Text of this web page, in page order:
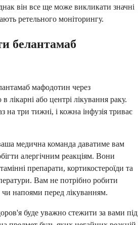
він все ще може викликати значні
ретельного моніторингу.
белантамаб
мафодотин через
лікарні або центрі лікування раку.
на три тижні, і кожна інфузія триває
медична команда даватиме вам
алергічним реакціям. Вони
препарати, кортикостероїди та
Вам не потрібно робити
напоями перед лікуванням.
буде уважно стежити за вами під